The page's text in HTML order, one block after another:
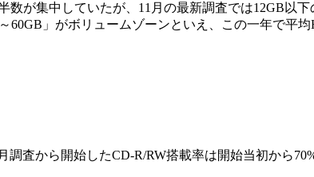
が集中していたが、11月の最新調査では12GB以下
60GB」がボリュームゾーンといえ、この一年で平均
査から開始したCD-R/RW搭載率は開始当初から